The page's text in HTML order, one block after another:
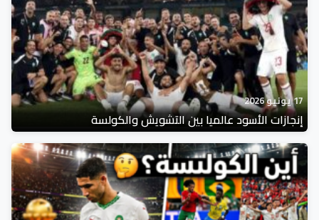
17 يونيو 2026
إنجازات الأسود عالميا بين التشويش والكولسة